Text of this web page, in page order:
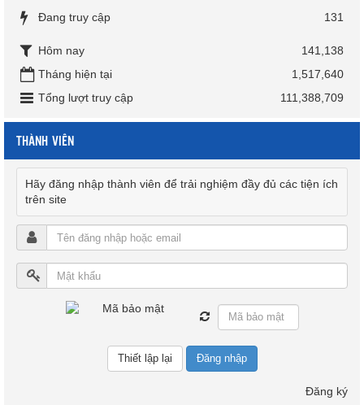
Đang truy cập 131
Hôm nay
141,138
Tháng hiện tại
1,517,640
Tổng lượt truy cập
111,388,709
THÀNH VIÊN
Hãy đăng nhập thành viên để trải nghiệm đầy đủ các tiện ích
trên site
Đăng nhập
Đăng ký